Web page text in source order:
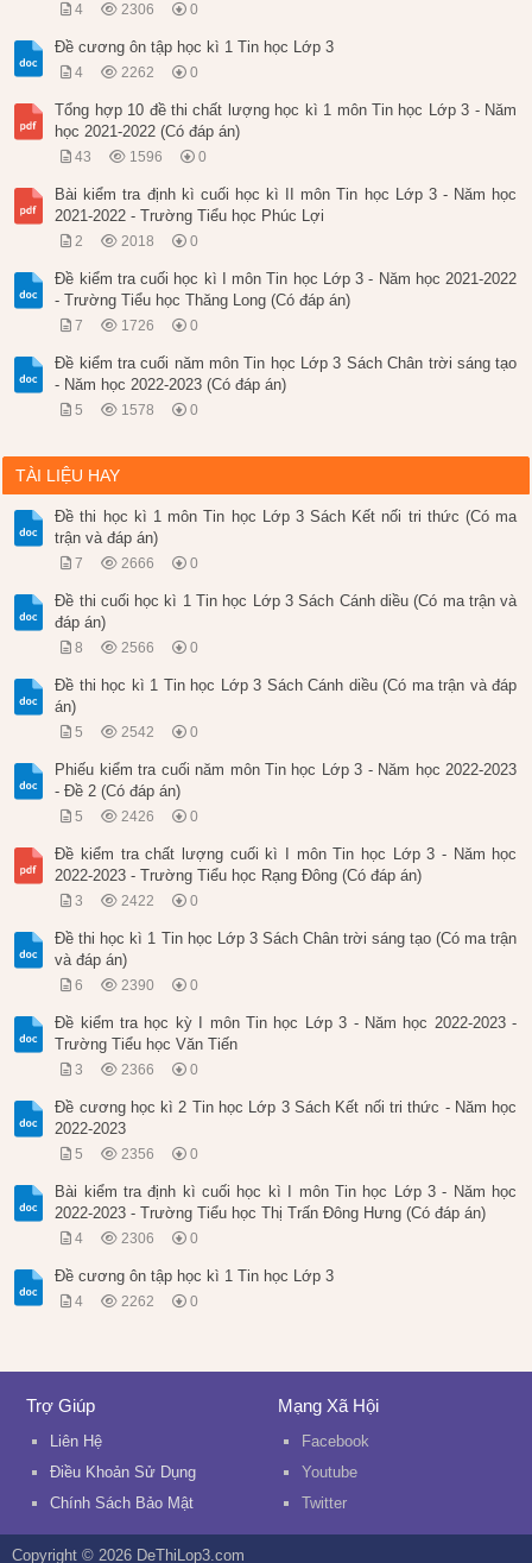
4 2306 0
Đề cương ôn tập học kì 1 Tin học Lớp 3
4 2262 0
Tổng hợp 10 đề thi chất lượng học kì 1 môn Tin học Lớp 3 - Năm
học 2021-2022 (Có đáp án)
43 1596 0
Bài kiểm tra định kì cuối học kì II môn Tin học Lớp 3 - Năm học
2021-2022 - Trường Tiểu học Phúc Lợi
2 2018 0
Đề kiểm tra cuối học kì I môn Tin học Lớp 3 - Năm học 2021-2022
- Trường Tiểu học Thăng Long (Có đáp án)
7 1726 0
Đề kiểm tra cuối năm môn Tin học Lớp 3 Sách Chân trời sáng tạo
- Năm học 2022-2023 (Có đáp án)
5 1578 0
TÀI LIỆU HAY
Đề thi học kì 1 môn Tin học Lớp 3 Sách Kết nối tri thức (Có ma
trận và đáp án)
7 2666 0
Đề thi cuối học kì 1 Tin học Lớp 3 Sách Cánh diều (Có ma trận và
đáp án)
8 2566 0
Đề thi học kì 1 Tin học Lớp 3 Sách Cánh diều (Có ma trận và đáp
án)
5 2542 0
Phiếu kiểm tra cuối năm môn Tin học Lớp 3 - Năm học 2022-2023
- Đề 2 (Có đáp án)
5 2426 0
Đề kiểm tra chất lượng cuối kì I môn Tin học Lớp 3 - Năm học
2022-2023 - Trường Tiểu học Rạng Đông (Có đáp án)
3 2422 0
Đề thi học kì 1 Tin học Lớp 3 Sách Chân trời sáng tạo (Có ma trận
và đáp án)
6 2390 0
Đề kiểm tra học kỳ I môn Tin học Lớp 3 - Năm học 2022-2023 -
Trường Tiểu học Văn Tiến
3 2366 0
Đề cương học kì 2 Tin học Lớp 3 Sách Kết nối tri thức - Năm học
2022-2023
5 2356 0
Bài kiểm tra định kì cuối học kì I môn Tin học Lớp 3 - Năm học
2022-2023 - Trường Tiểu học Thị Trấn Đông Hưng (Có đáp án)
4 2306 0
Đề cương ôn tập học kì 1 Tin học Lớp 3
4 2262 0
Trợ Giúp
Liên Hệ
Điều Khoản Sử Dụng
Chính Sách Bảo Mật
Mạng Xã Hội
Facebook
Youtube
Twitter
Copyright © 2026 DeThiLop3.com